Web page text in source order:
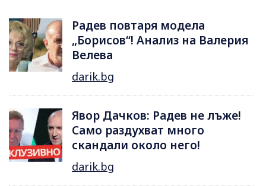
Радев повтаря модела
„Борисов“! Анализ на Валерия
Велева
darik.bg
Явор Дачков: Радев не лъже!
Само раздухват много
скандали около него!
darik.bg